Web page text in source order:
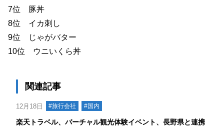
7位 豚丼
8位 イカ刺し
9位 じゃがバター
10位 ウニいくら丼
関連記事
12月18日 #旅行会社 #国内
楽天トラベル、バーチャル観光体験イベント、長野県と連携